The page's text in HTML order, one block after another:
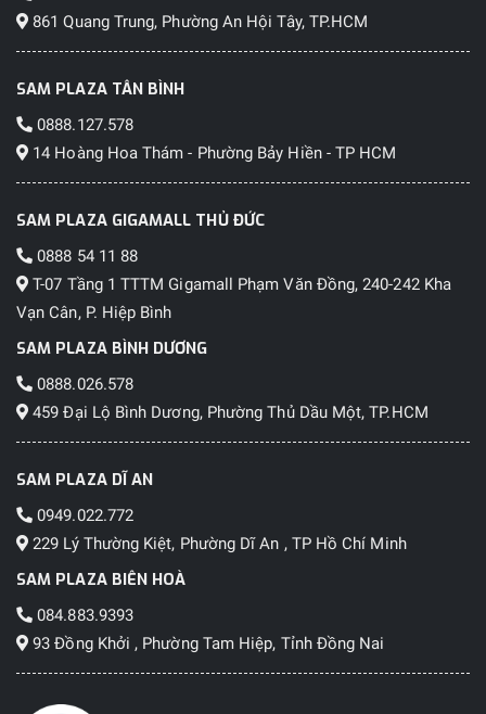
861 Quang Trung, Phường An Hội Tây, TP.HCM
SAM PLAZA TÂN BÌNH
0888.127.578
14 Hoàng Hoa Thám - Phường Bảy Hiền - TP HCM
SAM PLAZA GIGAMALL THỦ ĐỨC
0888 54 11 88
T-07 Tầng 1 TTTM Gigamall Phạm Văn Đồng, 240-242 Kha
Vạn Cân, P. Hiệp Bình
SAM PLAZA BÌNH DƯƠNG
0888.026.578
459 Đại Lộ Bình Dương, Phường Thủ Dầu Một, TP.HCM
SAM PLAZA DĨ AN
0949.022.772
229 Lý Thường Kiệt, Phường Dĩ An , TP Hồ Chí Minh
SAM PLAZA BIÊN HOÀ
084.883.9393
93 Đồng Khởi , Phường Tam Hiệp, Tỉnh Đồng Nai